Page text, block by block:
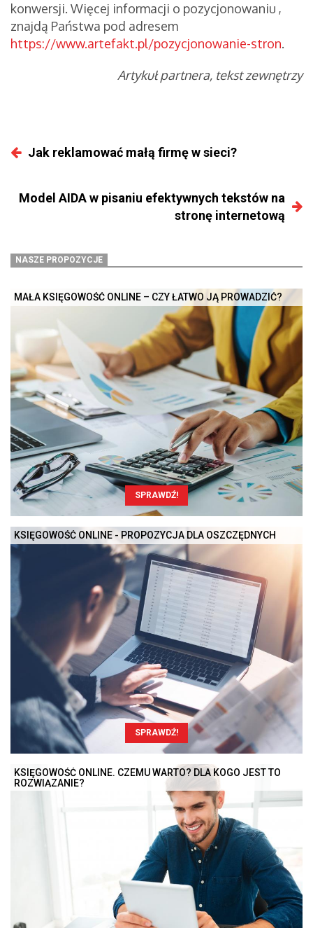
konwersji. Więcej informacji o pozycjonowaniu ,
znajdą Państwa pod adresem
https://www.artefakt.pl/pozycjonowanie-stron.
Artykuł partnera, tekst zewnętrzy
Jak reklamować małą firmę w sieci?
Model AIDA w pisaniu efektywnych tekstów na
stronę internetową
NASZE PROPOZYCJE
MAŁA KSIĘGOWOŚĆ ONLINE – CZY ŁATWO JĄ PROWADZIĆ?
SPRAWDŹ!
KSIĘGOWOŚĆ ONLINE - PROPOZYCJA DLA OSZCZĘDNYCH
SPRAWDŹ!
KSIĘGOWOŚĆ ONLINE. CZEMU WARTO? DLA KOGO JEST TO
ROZWIĄZANIE?